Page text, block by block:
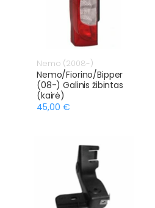
Nemo (2008-)
Nemo/Fiorino/Bipper
(08-) Galinis žibintas
(kairė)
45,00 €